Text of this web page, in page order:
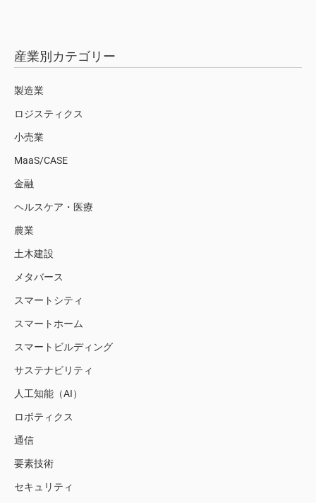
産業別カテゴリー
製造業
ロジスティクス
小売業
MaaS/CASE
金融
ヘルスケア・医療
農業
土木建設
メタバース
スマートシティ
スマートホーム
スマートビルディング
サステナビリティ
人工知能（AI）
ロボティクス
通信
要素技術
セキュリティ